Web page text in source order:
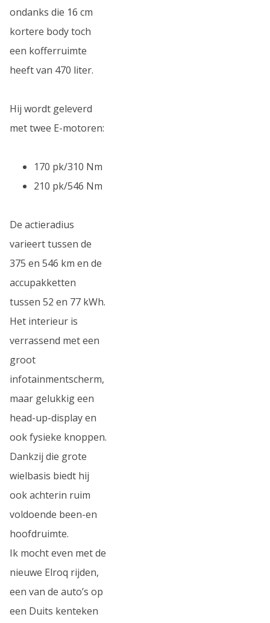
ondanks die 16 cm
kortere body toch
een kofferruimte
heeft van 470 liter.
Hij wordt geleverd
met twee E-motoren:
170 pk/310 Nm
210 pk/546 Nm
De actieradius
varieert tussen de
375 en 546 km en de
accupakketten
tussen 52 en 77 kWh.
Het interieur is
verrassend met een
groot
infotainmentscherm,
maar gelukkig een
head-up-display en
ook fysieke knoppen.
Dankzij die grote
wielbasis biedt hij
ook achterin ruim
voldoende been-en
hoofdruimte.
Ik mocht even met de
nieuwe Elroq rijden,
een van de auto’s op
een Duits kenteken